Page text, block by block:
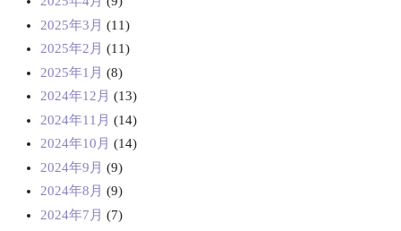
2025年3月 (11)
2025年2月 (11)
2025年1月 (8)
2024年12月 (13)
2024年11月 (14)
2024年10月 (14)
2024年9月 (9)
2024年8月 (9)
2024年7月 (7)